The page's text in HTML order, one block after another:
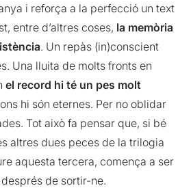
i reforça a la perfecció un text
entre d’altres coses, la memòria
. Un repàs (in)conscient
Una lluita de molts fronts en
el record hi té un pes molt
hi són eternes. Per no oblidar
Tot això fa pensar que, si bé
altres dues peces de la trilogia
aquesta tercera, comença a ser
de sortir-ne.